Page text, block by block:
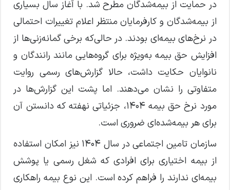
در حمایت از بیمه‌شدگان مطرح شد. با آغاز سال بسیاری
از بیمه‌شدگان و کارفرمایان منتظر اعلام تغییرات احتمالی
در نرخ‌های بیمه‌ای بودند. در حالی‌که برخی گمانه‌زنی‌ها از
افزایش حق بیمه به‌ویژه برای گروه‌هایی مانند رانندگان و
نانوایان حکایت داشت، حالا گزارش‌های رسمی روایت
متفاوتی را نشان می‌دهند. اما پشت این گزارش‌ها در
مورد نرخ حق بیمه ۱۴۰۴، جزئیاتی نهفته که دانستن آن
برای هر بیمه‌شده‌ای ضروری است.
سازمان تامین اجتماعی در سال ۱۴۰۴ نیز امکان استفاده
از بیمه اختیاری برای افرادی که شغل رسمی یا پوشش
بیمه‌ای ندارند را فراهم کرده است. این نوع بیمه راهکاری